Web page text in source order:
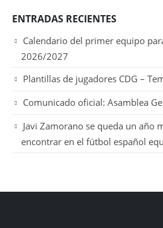
ENTRADAS RECIENTES
Calendario del primer equipo
2026/2027
Plantillas de jugadores CDG –
Comunicado oficial: Asamblea
Javi Zamorano se queda un año
encontrar en el fútbol español